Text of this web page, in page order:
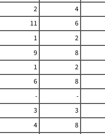
2 4
11 6
1 2
9 8
1 2
6 8
- -
3 3
4 8